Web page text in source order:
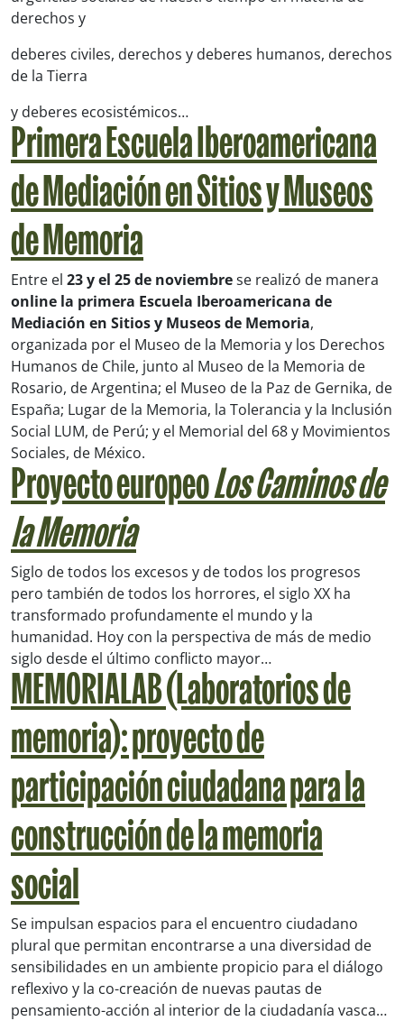
derechos y
deberes civiles, derechos y deberes humanos, derechos
de la Tierra
y deberes ecosistémicos…
Primera Escuela Iberoamericana
de Mediación en Sitios y Museos
de Memoria
Entre el 23 y el 25 de noviembrese realizó de manera
online la primera Escuela Iberoamericana de
Mediación en Sitios y Museos de Memoria,
organizada por el Museo de la Memoria y los Derechos
Humanos de Chile, junto al Museo de la Memoria de
Rosario, de Argentina; el Museo de la Paz de Gernika, de
España; Lugar de la Memoria, la Tolerancia y la Inclusión
Social LUM, de Perú; y el Memorial del 68 y Movimientos
Sociales, de México.
Proyecto europeoLos Caminos de
la Memoria
Siglo de todos los excesos y de todos los progresos
pero también de todos los horrores, el siglo XX ha
transformado profundamente el mundo y la
humanidad. Hoy con la perspectiva de más de medio
siglo desde el último conflicto mayor…
MEMORIALAB (Laboratorios de
memoria): proyecto de
participación ciudadana para la
construcción de la memoria
social
Se impulsan espacios para el encuentro ciudadano
plural que permitan encontrarse a una diversidad de
sensibilidades en un ambiente propicio para el diálogo
reflexivo y la co-creación de nuevas pautas de
pensamiento-acción al interior de la ciudadanía vasca…